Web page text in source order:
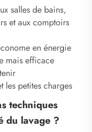
salles de bains,
et aux comptoirs
en énergie
mais efficace
les petites charges
techniques
du lavage ?